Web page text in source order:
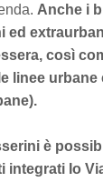
Anche i
ed
così
linee urbane
è
integrati Io